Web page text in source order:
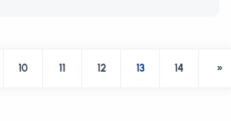
10 11 12 13 14 »